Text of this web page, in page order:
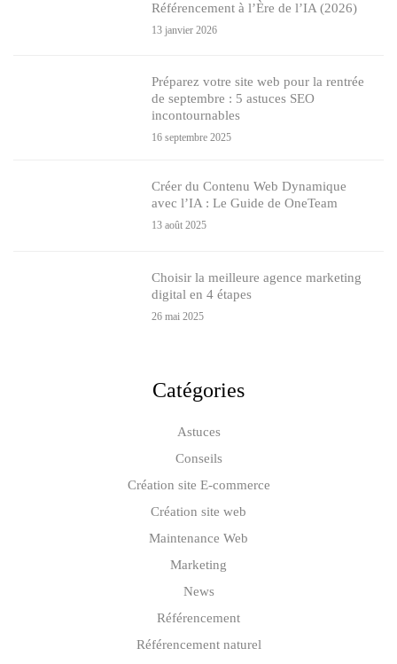
Référencement à l’Ère de l’IA (2026)
13 janvier 2026
Préparez votre site web pour la rentrée
de septembre : 5 astuces SEO
incontournables
16 septembre 2025
Créer du Contenu Web Dynamique
avec l’IA : Le Guide de OneTeam
13 août 2025
Choisir la meilleure agence marketing
digital en 4 étapes
26 mai 2025
Catégories
Astuces
Conseils
Création site E-commerce
Création site web
Maintenance Web
Marketing
News
Référencement
Référencement naturel